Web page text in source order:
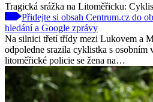
Tragická srážka na Litoměřicku:
Přidejte si obsah Centrum.cz do
hledání a Google zprávy
Na silnici třetí třídy mezi Lukovem a
odpoledne srazila cyklistka s osobním
litoměřické policie se žena na…